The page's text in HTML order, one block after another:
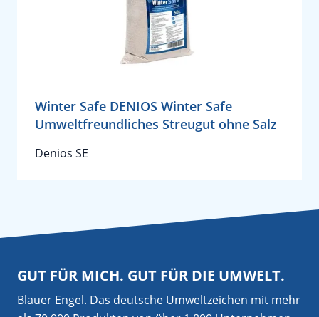
Winter Safe DENIOS Winter Safe
Umweltfreundliches Streugut ohne Salz
Denios SE
GUT FÜR MICH. GUT FÜR DIE UMWELT.
Blauer Engel. Das deutsche Umweltzeichen mit mehr